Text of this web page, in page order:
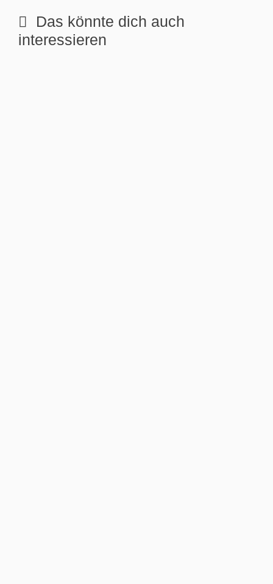
Das könnte dich auch
interessieren